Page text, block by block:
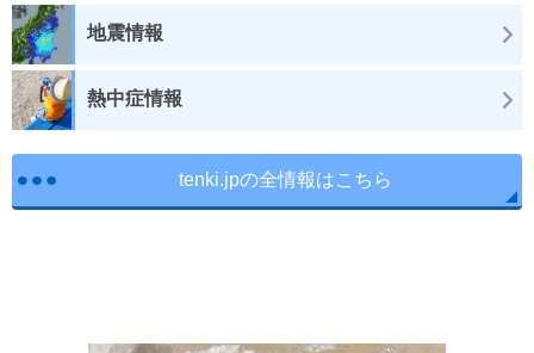
地震情報
熱中症情報
tenki.jpの全情報はこちら